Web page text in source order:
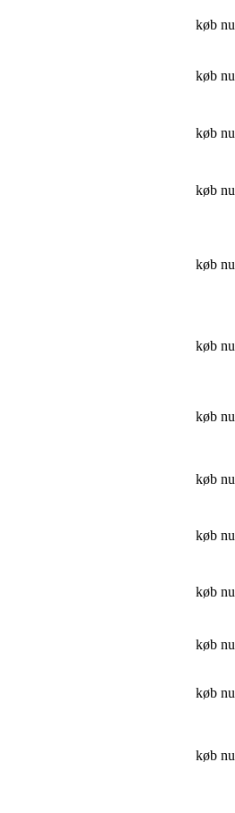
køb nu
køb nu
køb nu
køb nu
køb nu
køb nu
køb nu
køb nu
køb nu
køb nu
køb nu
køb nu
køb nu